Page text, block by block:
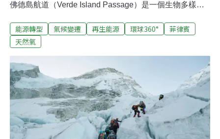
佛德島航道（Verde Island Passage）是一個生物多樣性
域靠捕魚為生，對不斷減少的魚類種群數量感到擔憂，她
將其歸咎於日益增多的液化天然氣（LNG）設施。她說，
時候，我們的漁獲很多，不用擔心日常的開銷，供孩子上
學也沒有問題，」安娜貝爾說。「但隨著這些工廠越建越
多，我們面臨著嚴重的問題，因為不僅我們的生計和收入
受到了影響，更重要的是，環境遭到了破壞，我們的健康
也受到了威脅。」她補充說。LNG是冷卻後液化的天然
氣，以便於安全的儲存和長途運輸。LNG抵達進口終端
後，會透過加溫重新氣化，然後經由管線輸送到家庭或電
能源轉型 氣候變遷 再生能源 環球360°
菲律賓
天然氣